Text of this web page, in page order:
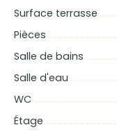
Surface terrasse
Pièces
Salle de bains
Salle d'eau
WC
Étage